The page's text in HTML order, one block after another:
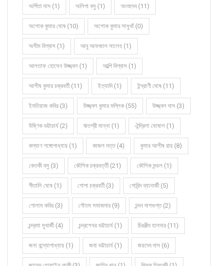
অর্পিতা দাস (1) অলিপা বসু (1) অংশুদেব (11)
অশোক কুমার ঘোষ (10) অশোক কুমার সাধুখাঁ (0)
অসীম বিশ্বাস (1) আবু আফজাল সালেহ (1)
আলতাফ হোসেন উজ্জ্বল (1) আল্পি বিশ্বাস (1)
আশীষ কুমার চক্রবর্তী (11) ইত্যাদি (1) ইন্দ্রাণী ঘোষ (11)
ইমতিয়াজ কবির (3) উজ্জ্বল কুমার মল্লিক (55) উজ্জ্বল দাস (3)
উষ্ণিক ভট্টাচার্য (2) ঋতশ্রী মান্না (1) ঐন্দ্রিলা ঘোষাল (1)
কল্যাণ গঙ্গোপাধ্যায় (1) কাজল দত্ত (4) কুমার আশীষ রায় (8)
কেতকী বসু (3) কৌশিক চক্রবর্ত্তী (21) কৌশিক মন্ডল (1)
গীতালি ঘোষ (1) গোপা চক্রবর্তী (3) গোবিন্দ ব্যানার্জী (5)
গোলাম কবির (3) গৌতম সমাজদার (9) চন্দন দাশগুপ্ত (2)
চন্দ্রমা মুখার্জী (4) চন্দ্রশেখর ভট্টাচার্য (1) চিরঞ্জীব হালদার (11)
জনা বন্দ্যোপাধ্যায় (1) জবা ভট্টাচার্য (1) জয়দেব দাস (6)